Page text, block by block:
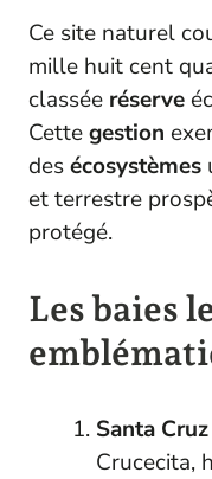
Ce site naturel
mille huit cent
classée réserve
Cettegestion
desécosystèmes
et terrestre
protégé.
Les baies
Santa Cruz
Crucecita,